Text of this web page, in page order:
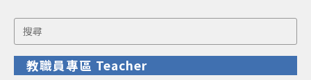
Search
for:
教職員專區 Teacher